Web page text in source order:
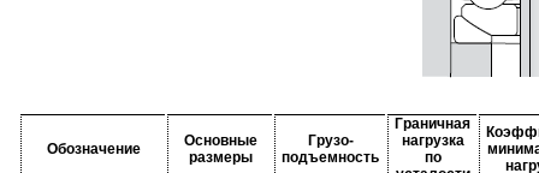
Обозначение
Основные
размеры
Грузо-
подъемность
Граничная
нагрузка
по